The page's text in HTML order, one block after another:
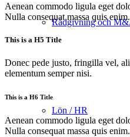
Rådgivning och
Lön / HR
Aenean commodo ligula eget
Nulla consequat massa quis enim.
This is a H5 Title
Donec pede justo, fringilla vel,
elementum semper nisi.
This is a H6 Title
Aenean commodo ligula eget
Nulla consequat massa quis enim.